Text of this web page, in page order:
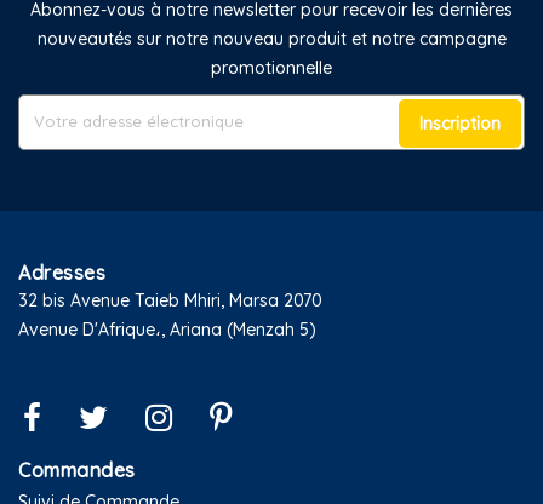
Abonnez-vous à notre newsletter pour recevoir les dernières
nouveautés sur notre nouveau produit et notre campagne
promotionnelle
Inscription
Adresses
32 bis Avenue Taieb Mhiri, Marsa 2070
Avenue D'Afrique،, Ariana (Menzah 5)
Commandes